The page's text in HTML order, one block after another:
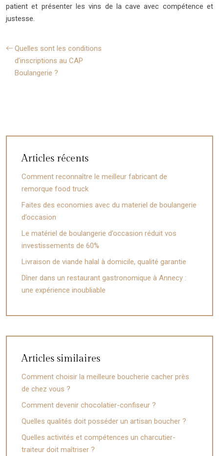
patient et présenter les vins de la cave avec compétence et
justesse.
Quelles sont les conditions
d’inscriptions au CAP
Boulangerie ?
Articles récents
Comment reconnaître le meilleur fabricant de
remorque food truck
Faites des economies avec du materiel de boulangerie
d’occasion
Le matériel de boulangerie d’occasion réduit vos
investissements de 60%
Livraison de viande halal à domicile, qualité garantie
Dîner dans un restaurant gastronomique à Annecy :
une expérience inoubliable
Articles similaires
Comment choisir la meilleure boucherie cacher près
de chez vous ?
Comment devenir chocolatier-confiseur ?
Quelles qualités doit posséder un artisan boucher ?
Quelles activités et compétences un charcutier-
traiteur doit maîtriser ?